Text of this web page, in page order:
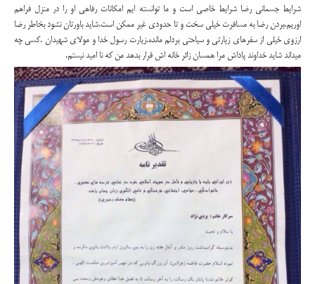
شرایط جسمانی رضا شرایط خاصی است و ما توانسته ایم امکانات رفاهی او را در منزل فراهم
اوریم.بردن رضا به مسافرت خیلی سخت و تا حدودی غیر ممکن است.شاید باورتان نشود بخاطر رضا
ارزوی خیلی از سفرهای زیارتی و سیاحتی بردلم مانده.زیارت رسول خدا و مولای شهیدان .کسی چه
میداند شاید خداوند پاداش مرا همسان زائر خانه اش قرار بدهد من که نا امید نیستم.